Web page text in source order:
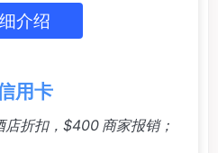
介绍
用卡
折扣，$400 商家报销；